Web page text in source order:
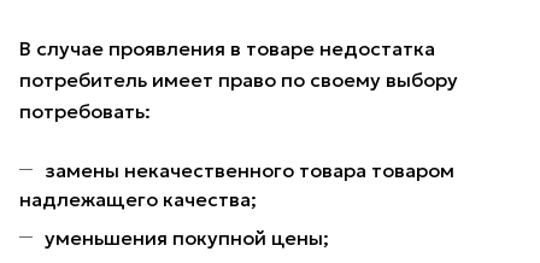
В случае проявления в товаре недостатка
потребитель имеет право по своему выбору
потребовать:
замены некачественного товара товаром
надлежащего качества;
уменьшения покупной цены;